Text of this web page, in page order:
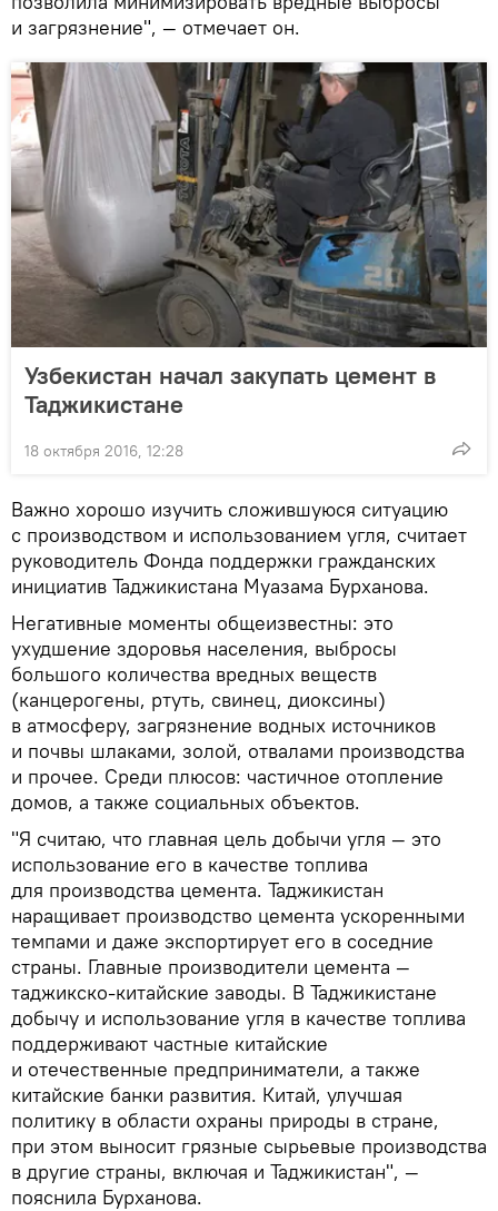
и загрязнение", — отмечает он.
Узбекистан начал закупать цемент в
Таджикистане
18 октября 2016, 12:28
Важно хорошо изучить сложившуюся ситуацию
с производством и использованием угля, считает
руководитель Фонда поддержки гражданских
инициатив Таджикистана Муазама Бурханова.
Негативные моменты общеизвестны: это
ухудшение здоровья населения, выбросы
большого количества вредных веществ
(канцерогены, ртуть, свинец, диоксины)
в атмосферу, загрязнение водных источников
и почвы шлаками, золой, отвалами производства
и прочее. Среди плюсов: частичное отопление
домов, а также социальных объектов.
"Я считаю, что главная цель добычи угля — это
использование его в качестве топлива
для производства цемента. Таджикистан
наращивает производство цемента ускоренными
темпами и даже экспортирует его в соседние
страны. Главные производители цемента —
таджикско-китайские заводы. В Таджикистане
добычу и использование угля в качестве топлива
поддерживают частные китайские
и отечественные предприниматели, а также
китайские банки развития. Китай, улучшая
политику в области охраны природы в стране,
при этом выносит грязные сырьевые производства
в другие страны, включая и Таджикистан", —
пояснила Бурханова.